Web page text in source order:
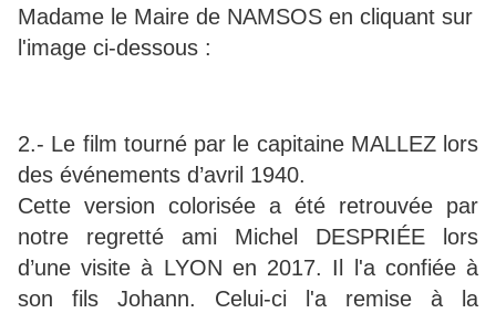
Madame le Maire de NAMSOS en cliquant sur
l'image ci-dessous :
2.- Le film tourné par le capitaine MALLEZ lors
des événements d’avril 1940.
Cette version colorisée a été retrouvée par
notre regretté ami Michel DESPRIÉE lors
d’une visite à LYON en 2017. Il l'a confiée à
son fils Johann. Celui-ci l'a remise à la